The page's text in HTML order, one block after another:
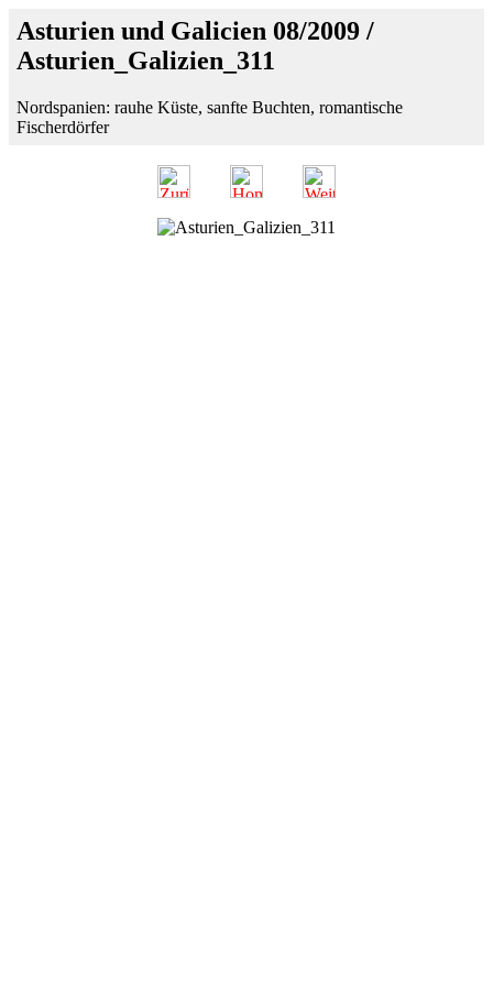
Asturien und Galicien 08/2009 /
Asturien_Galizien_311
Nordspanien: rauhe Küste, sanfte Buchten, romantische
Fischerdörfer